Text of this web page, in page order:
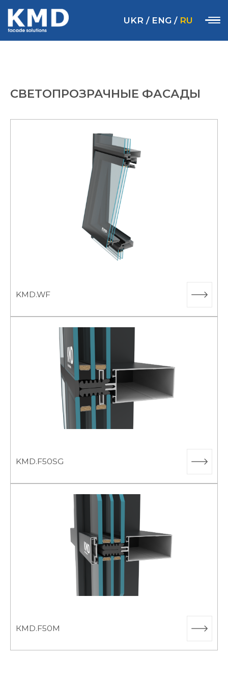
UKR / ENG / RU
СВЕТОПРОЗРАЧНЫЕ ФАСАДЫ
KMD.WF
KMD.F50SG
КMD.F50M